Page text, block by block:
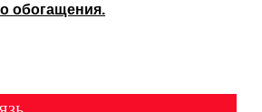
обогащения.